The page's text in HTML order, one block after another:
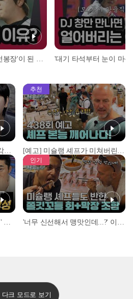
김성배가 롯데 CCTV 사건 '선봉장'이 된 이유? | #스톡킹 EP.12-4
[예고] 몸통만 남고, 다른 조각은 어디에..? 시화호에서 드러난 충격적인 토막 살인사건!
추천
[예고] 미슐랭 셰프가 미쳐버린 이유! 본능이 깨어난 사건은?
인기
다크 모드로 보기